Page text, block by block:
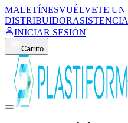
MALETÍNESVUÉLVETE UN
DISTRIBUIDORASISTENCIA
INICIAR SESIÓN
Carrito